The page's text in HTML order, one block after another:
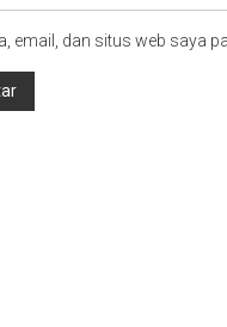
email, dan situs web saya